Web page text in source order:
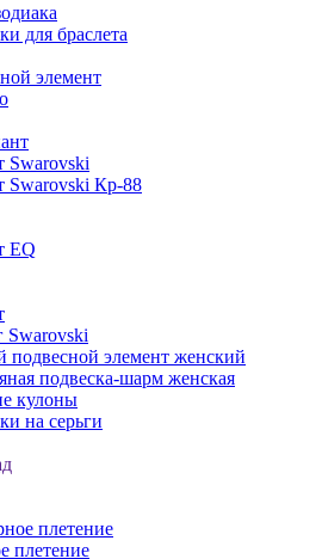
для браслета
элемент
Swarovski
Swarovski Кр-88
EQ
Swarovski
подвесной элемент женcкий
подвеска-шарм женская
кулоны
на серьги
плетение
плетение